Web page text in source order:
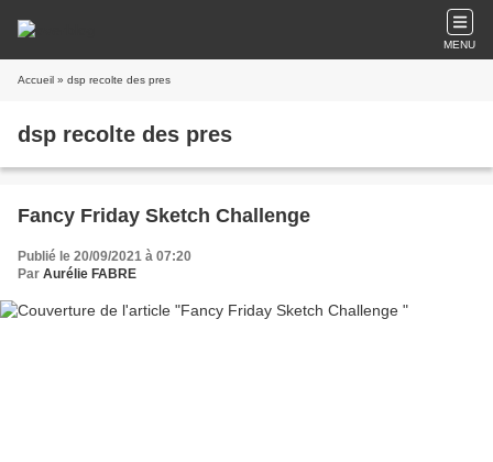
MENU
Accueil » dsp recolte des pres
dsp recolte des pres
Fancy Friday Sketch Challenge
Publié le 20/09/2021 à 07:20
Par Aurélie FABRE